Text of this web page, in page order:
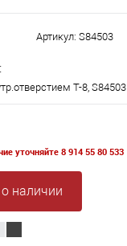
Артикул: S84503
Т-8, S84503
уточняйте 8 914 55 80 533
наличии